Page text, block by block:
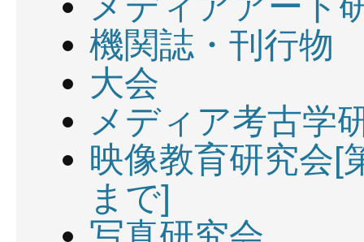
機関誌・刊行物
大会
メディア考古学
映像教育研究会[
まで]